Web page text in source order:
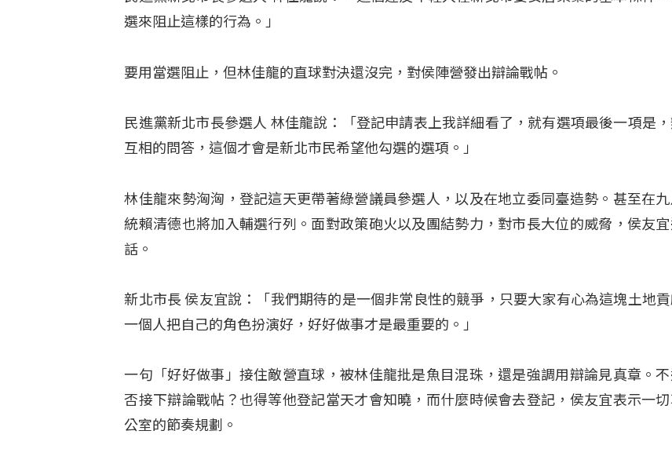
選來阻止這樣的行為。」
要用當選阻止，但林佳龍的直球對決還沒完，對侯陣營發出辯論戰帖。
民進黨新北市長參選人 林佳龍說：「登記申請表上我詳細看了，就有選項最後一項是
互相的問答，這個才會是新北市民希望他勾選的選項。」
林佳龍來勢洶洶，登記這天更帶著綠營議員參選人，以及在地立委同臺造勢。甚至在
統賴清德也將加入輔選行列。面對政策砲火以及團結勢力，對市長大位的威脅，侯友
話。
新北市長 侯友宜說：「我們期待的是一個非常良性的競爭，只要大家有心為這塊土地
一個人把自己的角色扮演好，好好做事才是最重要的。」
一句「好好做事」接住敵營直球，被林佳龍批是魚目混珠，還是強調用辯論見真章。
否接下辯論戰帖？也得等他登記當天才會知曉，而什麼時候會去登記，侯友宜表示一
公室的節奏規劃。